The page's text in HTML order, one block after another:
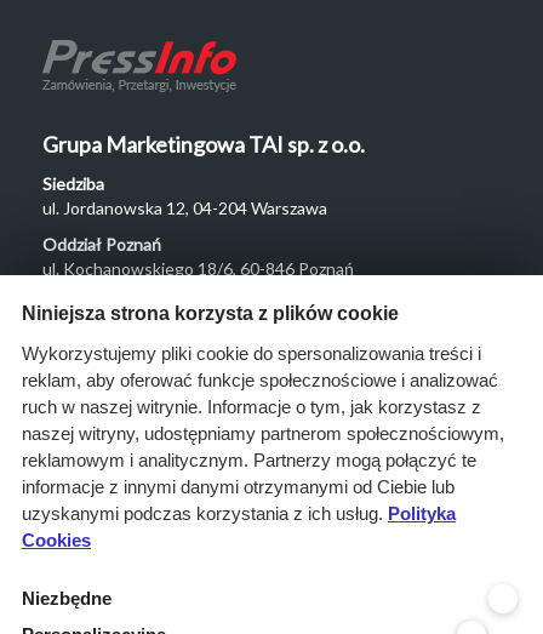
Grupa Marketingowa TAI sp. z o.o.
Siedziba
ul. Jordanowska 12, 04-204 Warszawa
Oddział Poznań
ul. Kochanowskiego 18/6, 60-846 Poznań
Menu
O nas
Rozwiązania
Monitoring
przetargów
Raporty
przetargowe
Kontakt
Niniejsza strona korzysta z plików cookie
Wykorzystujemy pliki cookie do spersonalizowania treści i
reklam, aby oferować funkcje społecznościowe i analizować
ruch w naszej witrynie. Informacje o tym, jak korzystasz z
naszej witryny, udostępniamy partnerom społecznościowym,
reklamowym i analitycznym. Partnerzy mogą połączyć te
informacje z innymi danymi otrzymanymi od Ciebie lub
uzyskanymi podczas korzystania z ich usług. Polityka
Cookies
Niezbędne